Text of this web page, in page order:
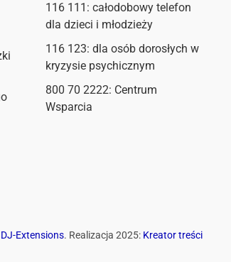
116 111 : całodobowy telefon
dla dzieci i młodzieży
116 123: dla osób dorosłych w
kryzysie psychicznym
800 70 2222: Centrum
Wsparcia
DJ-Extensions. Realizacja 2025: Kreator treści